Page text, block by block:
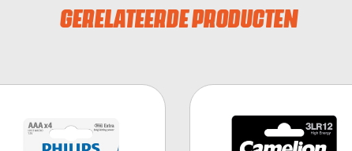
GERELATEERDE PRODUCTEN